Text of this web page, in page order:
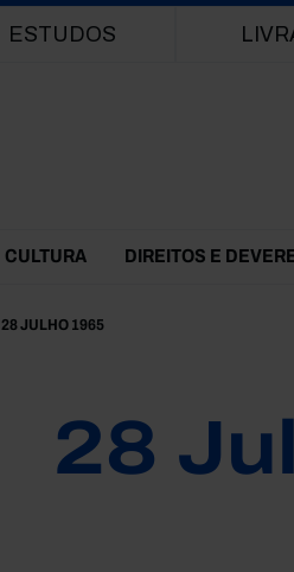
ESTUDOS
CULTURA DIREITOS E
28 JULHO 1965
28